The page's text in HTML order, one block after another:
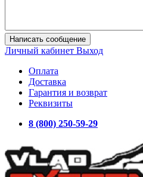
Написать сообщение
Личный кабинет Выход
Оплата
Доставка
Гарантия и возврат
Реквизиты
8 (800) 250-59-29